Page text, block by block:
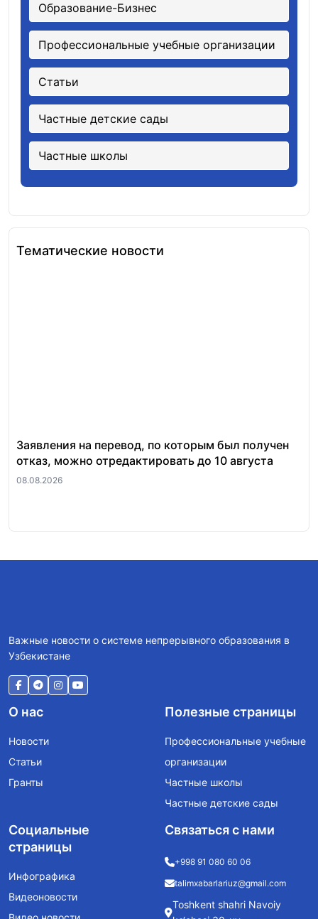
Образование-Бизнес
Профессиональные учебные организации
Статьи
Частные детские сады
Частные школы
Тематические новости
Заявления на перевод, по которым был получен
отказ, можно отредактировать до 10 августа
08.08.2026
Важные новости о системе непрерывного образования в
Узбекистане
О нас
Новости
Статьи
Гранты
Полезные страницы
Профессиональные учебные
организации
Частные школы
Частные детские сады
Социальные
страницы
Инфографика
Видеоновости
Связаться с нами
+998 91 080 60 06
talimxabarlariuz@gmail.com
Toshkent shahri Navoiy